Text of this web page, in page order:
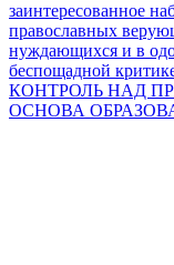
заинтересованное
православных
нуждающихся и в
беспощадной
КОНТРОЛЬ НАД
ОСНОВА